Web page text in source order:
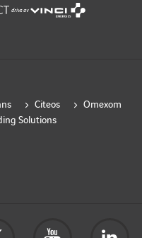
drivs av
Citeos
Omexom
Solutions